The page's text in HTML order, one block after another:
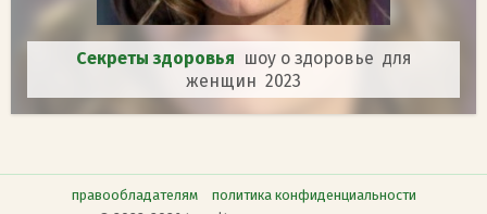
Секреты здоровья шоу о здоровье для
женщин 2023
правообладателям
политика конфиденциальности